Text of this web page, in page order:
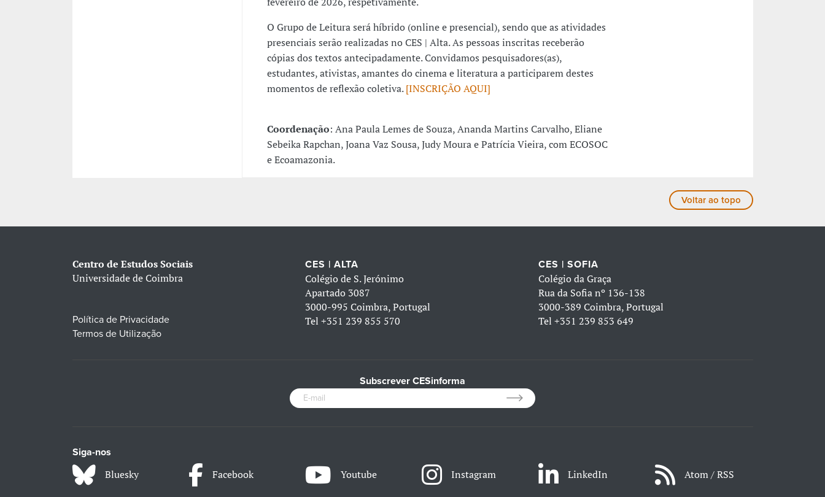
O Grupo de Leitura será híbrido (online e presencial), sendo que as atividades
presenciais serão realizadas no CES | Alta. As pessoas inscritas receberão
cópias dos textos antecipadamente. Convidamos pesquisadores(as),
estudantes, ativistas, amantes do cinema e literatura a participarem destes
momentos de reflexão coletiva.[INSCRIÇÃO AQUI]
Coordenação: Ana Paula Lemes de Souza, Ananda Martins Carvalho, Eliane
Sebeika Rapchan, Joana Vaz Sousa, Judy Moura e Patrícia Vieira, com ECOSOC
e Ecoamazonia.
Voltar ao topo
Centro de Estudos Sociais
Universidade de Coimbra
Política de Privacidade
Termos de Utilização
CES | ALTA
Colégio de S. Jerónimo
Apartado 3087
3000-995 Coimbra, Portugal
Tel+351 239 855 570
CES | SOFIA
Colégio da Graça
Rua da Sofia nº 136-138
3000-389 Coimbra, Portugal
Tel +351 239 853 649
Subscrever CESinforma
Siga-nos
Bluesky Facebook Youtube Instagram LinkedIn Atom / RSS